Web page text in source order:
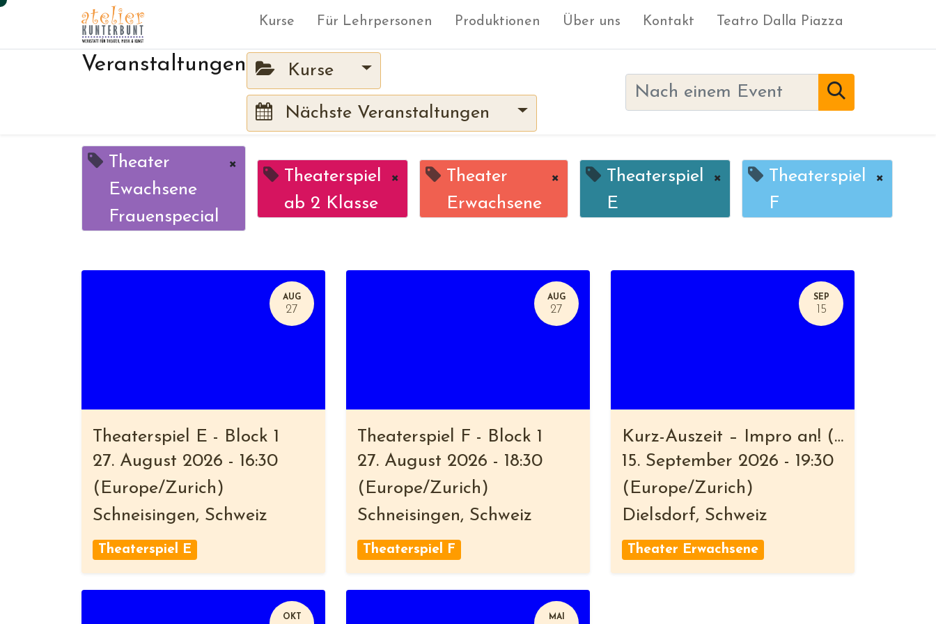
Kurse Für Lehrpersonen Produktionen Über uns Kontakt Teatro Dalla Piazza
Veranstaltungen Kurse
Nächste Veranstaltungen
Theater
Ewachsene
Frauenspecial
×
Theaterspiel
ab 2 Klasse
×
Theater
Erwachsene
×
Theaterspiel
E
×
Theaterspiel
F
×
AUG
27
Theaterspiel E - Block 1
27. August 2026 - 16:30
( Europe/Zurich )
Schneisingen, Schweiz
Theaterspiel E
AUG
27
Theaterspiel F - Block 1
27. August 2026 - 18:30
( Europe/Zurich )
Schneisingen, Schweiz
Theaterspiel F
SEP
15
Kurz-Auszeit – Impro an! (26-3)
15. September 2026 - 19:30
( Europe/Zurich )
Dielsdorf, Schweiz
Theater Erwachsene
OKT MAI